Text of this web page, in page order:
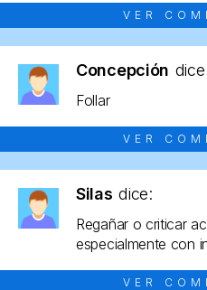
VER
Concepción
Follar
VER
Silas dice:
Regañar o criticar
especialmente con
VER